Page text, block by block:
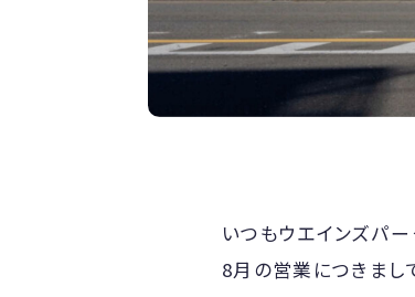
いつもウエインズパ
8月の営業につきまし